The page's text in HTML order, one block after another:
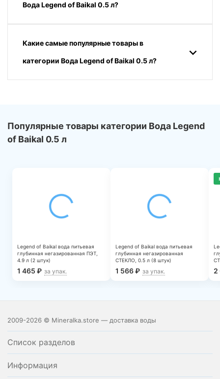
Вода Legend of Baikal 0.5 л?
Какие самые популярные товары в
категории Вода Legend of Baikal 0.5 л?
Популярные товары категории Вода Legend
of Baikal 0.5 л
Legend of Baikal вода питьевая
глубинная негазированная ПЭТ,
4.9 л (2 штук)
1 465 ₽ за упак.
Legend of Baikal вода питьевая
глубинная негазированная
СТЕКЛО, 0.5 л (8 штук)
1 566₽ за упак. 2
2009-2026 © Mineralka.store — доставка воды
Список разделов
Информация